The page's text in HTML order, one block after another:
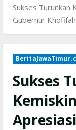
Sukses Turunkan
Gubernur Khofifah
Sukses